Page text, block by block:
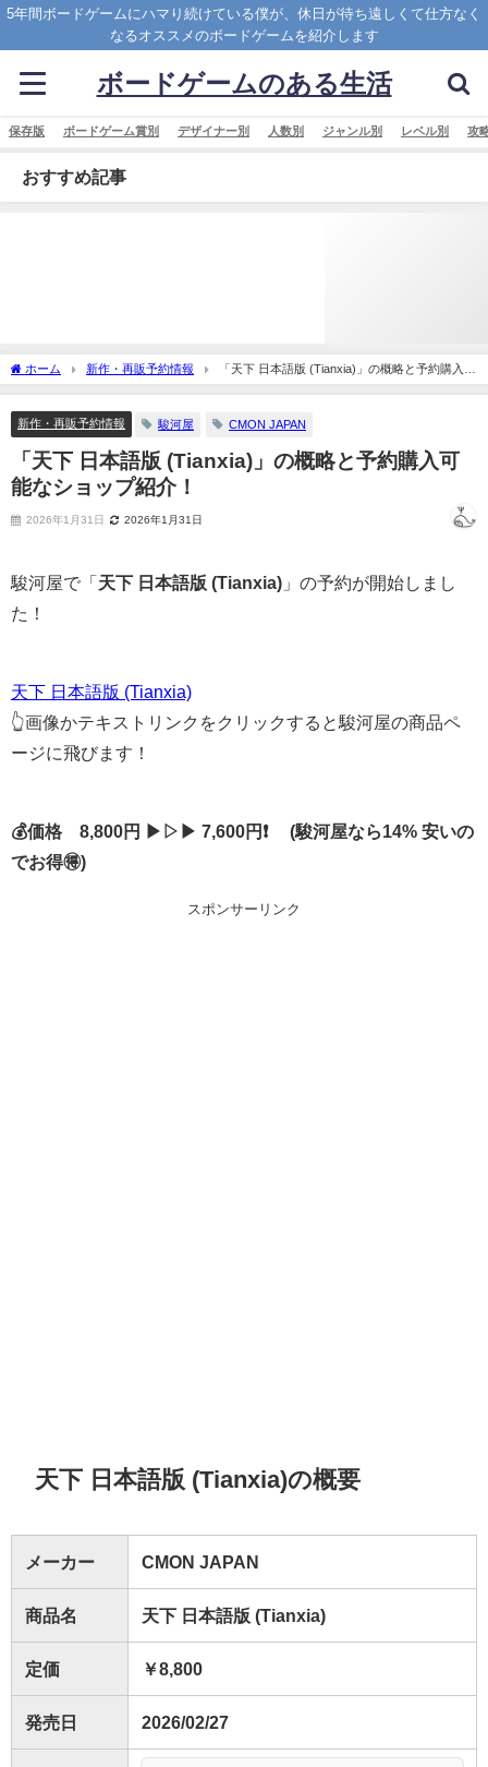
5年間ボードゲームにハマり続けている僕が、休日が待ち遠しくて仕方なく
なるオススメのボードゲームを紹介します
ボードゲームのある生活
保存版 ボードゲーム賞別 デザイナー別 人数別 ジャンル別 レベル別 攻
おすすめ記事
ホーム 新作・再販予約情報
「天下 日本語版 (Tianxia)」の概略と予約購入可
能なショップ紹介！
新作・再販予約情報 駿河屋 CMON JAPAN
「天下 日本語版 (Tianxia)」の概略と予約購入可
能なショップ紹介！
2026年1月31日 2026年1月31日
駿河屋で「 天下 日本語版 (Tianxia) 」の予約が開始しまし
た！
天下 日本語版 (Tianxia)
👆画像かテキストリンクをクリックすると駿河屋の商品ペ
ージに飛びます！
💰価格 8,800円 ▶▷▶ 7,600円❗ (駿河屋なら14% 安いの
でお得🉐)
スポンサーリンク
天下 日本語版 (Tianxia)の概要
メーカー CMON JAPAN
商品名 天下 日本語版 (Tianxia)
定価 ￥8,800
発売日 2026/02/27